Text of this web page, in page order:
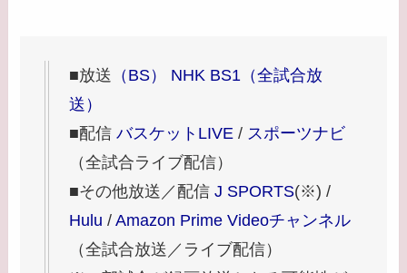
■放送
（BS） NHK BS1（全試合放
送）
■配信 バスケットLIVE / スポーツナビ
（全試合ライブ配信）
■その他放送／配信J SPORTS(※) /
Hulu/Amazon Prime Videoチャンネル
（全試合放送／ライブ配信）